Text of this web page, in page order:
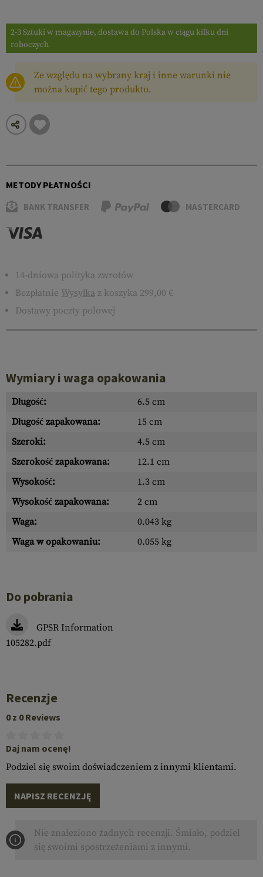
2-3 Sztuki w magazynie, dostawa do Polska w ciągu kilku dni
roboczych
Ze względu na wybrany kraj i inne warunki nie
można kupić tego produktu.
METODY PŁATNOŚCI
BANK TRANSFER MASTERCARD
14-dniowa polityka zwrotów
Bezpłatnie Wysyłka z koszyka 299,00 €
Dostawy poczty polowej
Wymiary i waga opakowania
Długość:
6.5 cm
Długość zapakowana:
15 cm
Szeroki:
4.5 cm
Szerokość zapakowana:
12.1 cm
Wysokość:
1.3 cm
Wysokość zapakowana:
2 cm
Waga:
0.043 kg
Waga w opakowaniu:
0.055 kg
Do pobrania
GPSR Information
105282.pdf
Recenzje
0 z 0 Reviews
Daj nam ocenę!
Podziel się swoim doświadczeniem z innymi klientami.
NAPISZ RECENZJĘ
Nie znaleziono żadnych recenzji. Śmiało, podziel
się swoimi spostrzeżeniami z innymi.